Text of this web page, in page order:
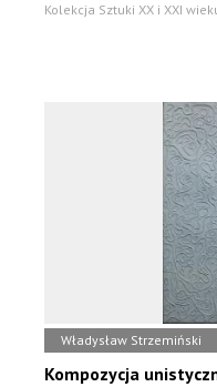
Kolekcja Sztuki XX i XXI
Władysław Strzemiński
Kompozycja